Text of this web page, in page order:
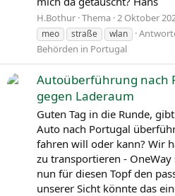
H.Bothur Thema 2 Oktober
meo
straße wlan
Behörden in Portugal
Autoüberführung nach
gegen Laderaum
Guten Tag in die Runde,
Auto nach Portugal
fahren will oder kann? Wir
zu transportieren - OneWay
nun für diesen Topf den
unserer Sicht könnte das